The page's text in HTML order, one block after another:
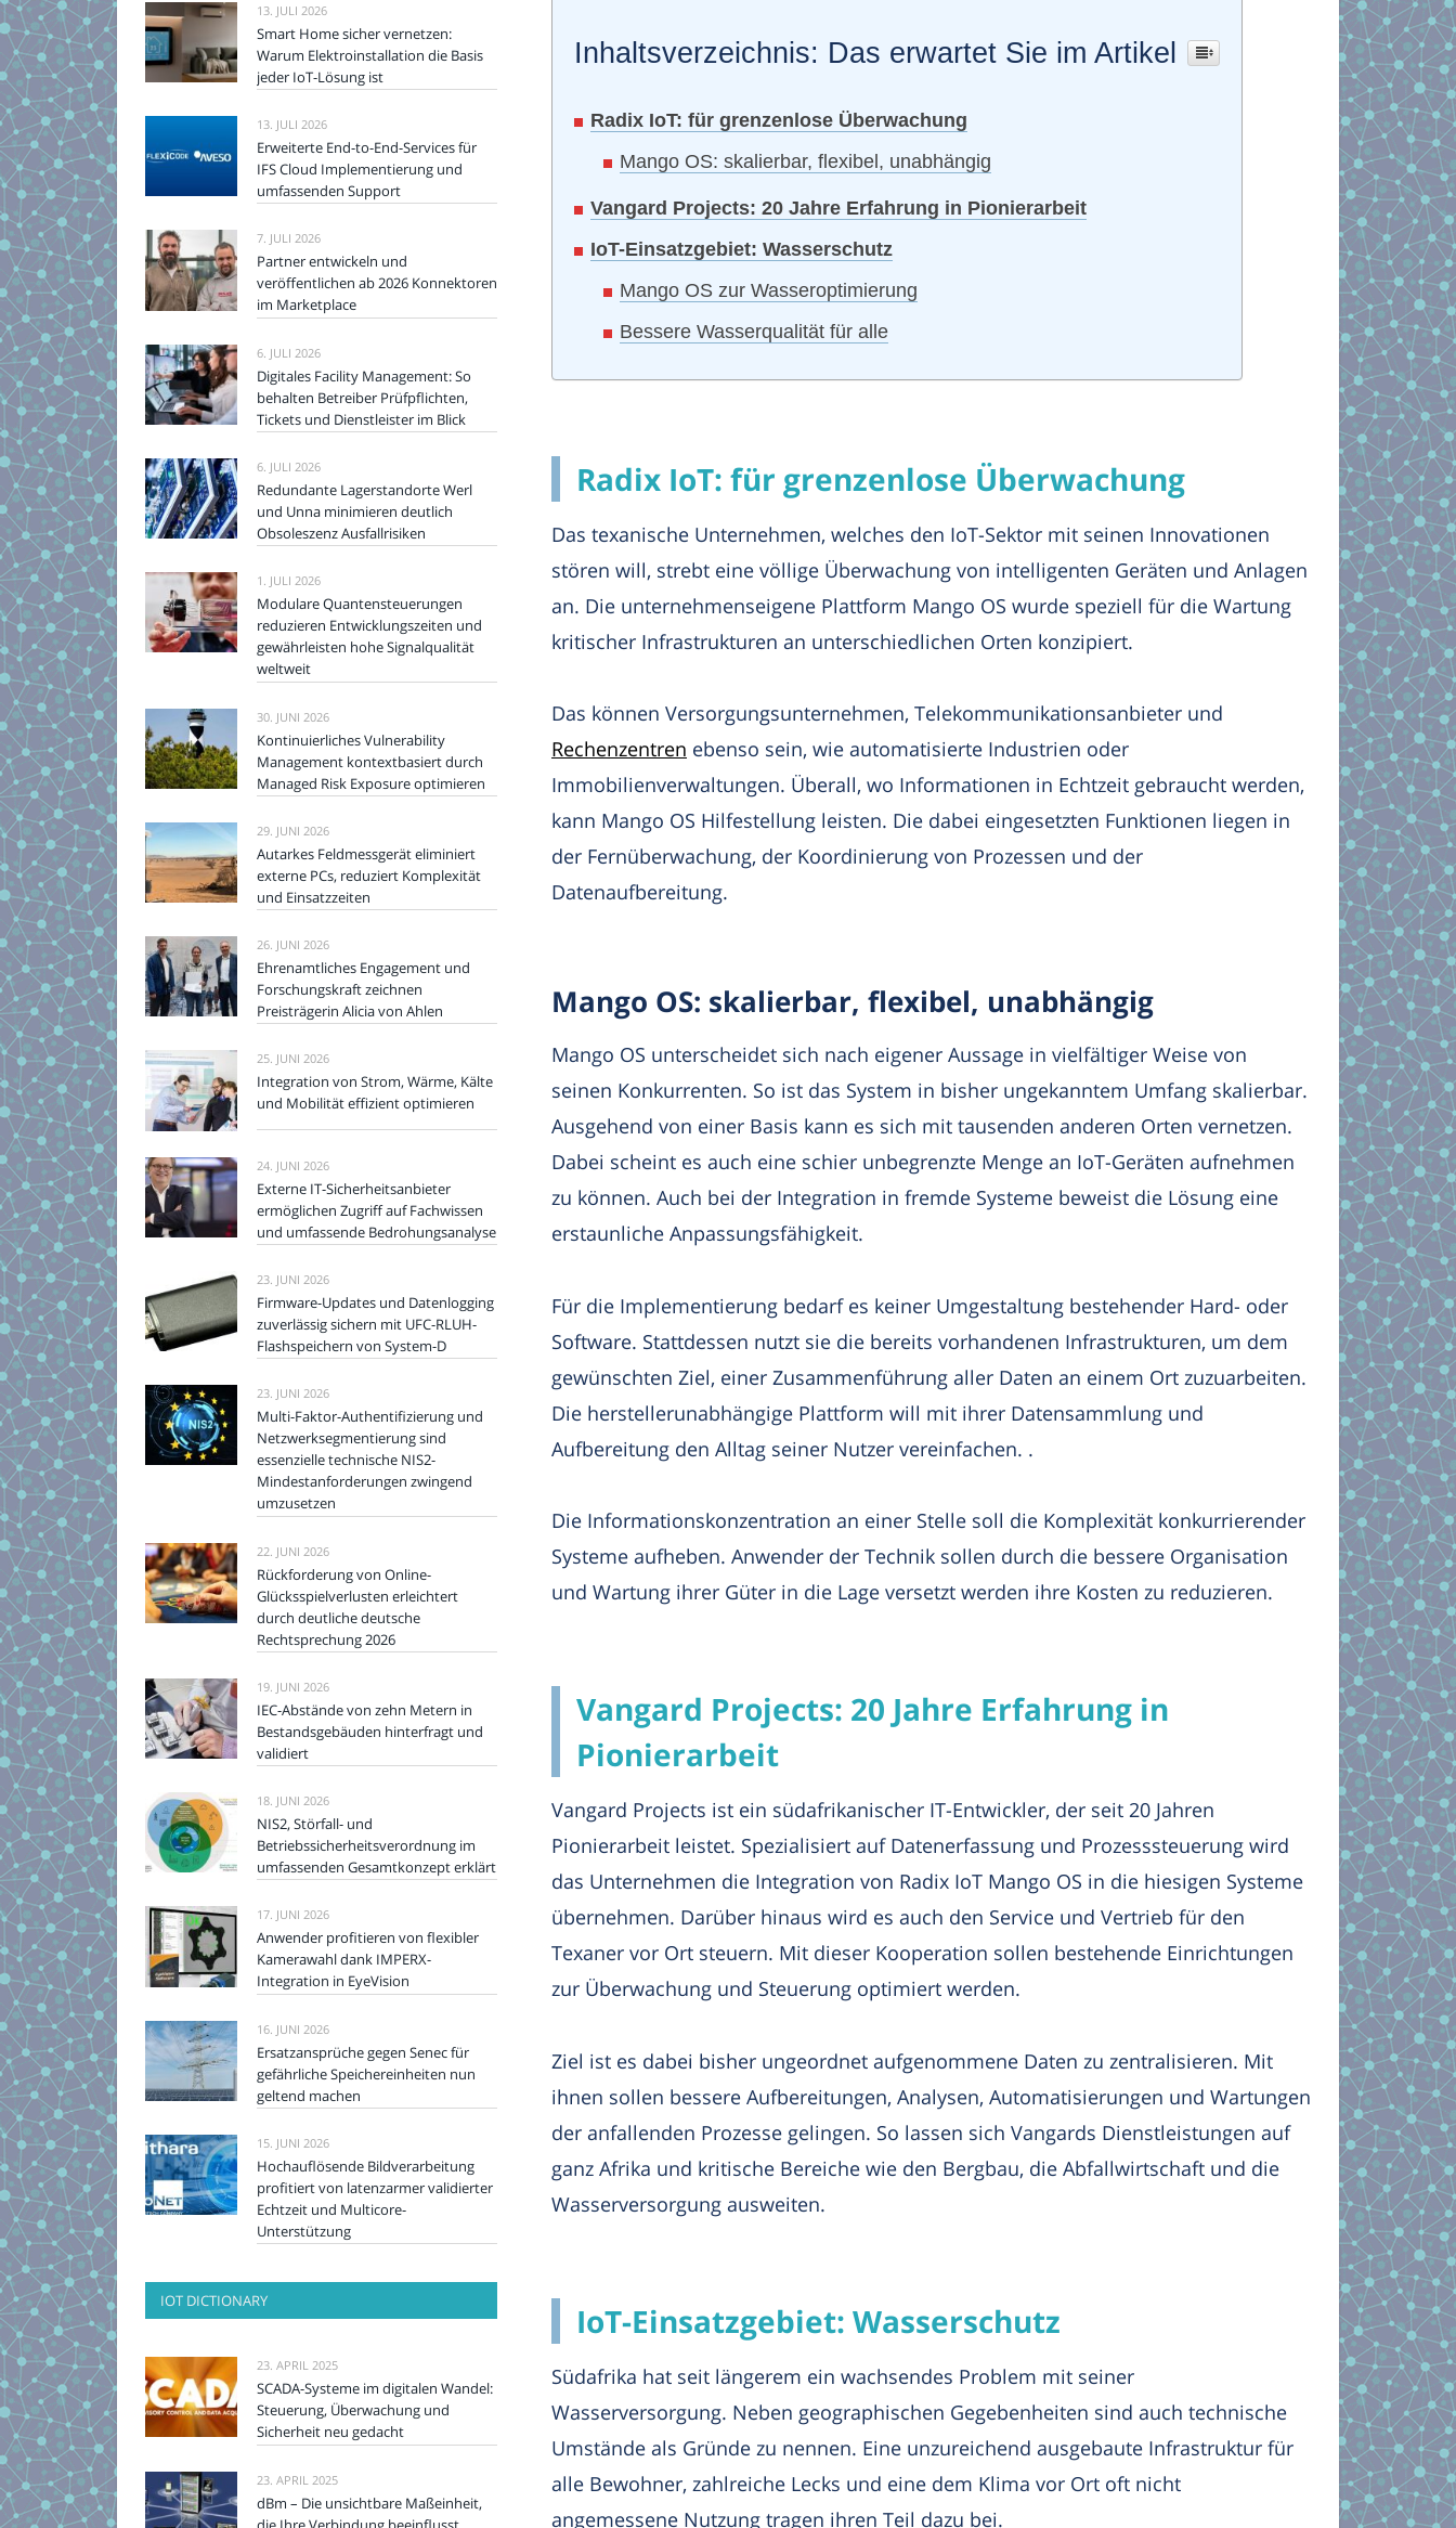
Inhaltsverzeichnis: Das erwartet Sie im Artikel
Radix IoT: für grenzenlose Überwachung
Mango OS: skalierbar, flexibel, unabhängig
Vangard Projects: 20 Jahre Erfahrung in Pionierarbeit
IoT-Einsatzgebiet: Wasserschutz
Mango OS zur Wasseroptimierung
Bessere Wasserqualität für alle
Radix IoT: für grenzenlose Überwachung
Das texanische Unternehmen, welches den IoT-Sektor mit seinen Innovationen
stören will, strebt eine völlige Überwachung von intelligenten Geräten und Anlagen
an. Die unternehmenseigene Plattform Mango OS wurde speziell für die Wartung
kritischer Infrastrukturen an unterschiedlichen Orten konzipiert.
Das können Versorgungsunternehmen, Telekommunikationsanbieter und
Rechenzentren ebenso sein, wie automatisierte Industrien oder
Immobilienverwaltungen. Überall, wo Informationen in Echtzeit gebraucht werden,
kann Mango OS Hilfestellung leisten. Die dabei eingesetzten Funktionen liegen in
der Fernüberwachung, der Koordinierung von Prozessen und der
Datenaufbereitung.
Mango OS: skalierbar, flexibel, unabhängig
Mango OS unterscheidet sich nach eigener Aussage in vielfältiger Weise von
seinen Konkurrenten. So ist das System in bisher ungekanntem Umfang skalierbar.
Ausgehend von einer Basis kann es sich mit tausenden anderen Orten vernetzen.
Dabei scheint es auch eine schier unbegrenzte Menge an IoT-Geräten aufnehmen
zu können. Auch bei der Integration in fremde Systeme beweist die Lösung eine
erstaunliche Anpassungsfähigkeit.
Für die Implementierung bedarf es keiner Umgestaltung bestehender Hard- oder
Software. Stattdessen nutzt sie die bereits vorhandenen Infrastrukturen, um dem
gewünschten Ziel, einer Zusammenführung aller Daten an einem Ort zuzuarbeiten.
Die herstellerunabhängige Plattform will mit ihrer Datensammlung und
Aufbereitung den Alltag seiner Nutzer vereinfachen. .
Die Informationskonzentration an einer Stelle soll die Komplexität konkurrierender
Systeme aufheben. Anwender der Technik sollen durch die bessere Organisation
und Wartung ihrer Güter in die Lage versetzt werden ihre Kosten zu reduzieren.
Vangard Projects: 20 Jahre Erfahrung in
Pionierarbeit
Vangard Projects ist ein südafrikanischer IT-Entwickler, der seit 20 Jahren
Pionierarbeit leistet. Spezialisiert auf Datenerfassung und Prozesssteuerung wird
das Unternehmen die Integration von Radix IoT Mango OS in die hiesigen Systeme
übernehmen. Darüber hinaus wird es auch den Service und Vertrieb für den
Texaner vor Ort steuern. Mit dieser Kooperation sollen bestehende Einrichtungen
zur Überwachung und Steuerung optimiert werden.
Ziel ist es dabei bisher ungeordnet aufgenommene Daten zu zentralisieren. Mit
ihnen sollen bessere Aufbereitungen, Analysen, Automatisierungen und Wartungen
der anfallenden Prozesse gelingen. So lassen sich Vangards Dienstleistungen auf
ganz Afrika und kritische Bereiche wie den Bergbau, die Abfallwirtschaft und die
Wasserversorgung ausweiten.
IoT-Einsatzgebiet: Wasserschutz
Südafrika hat seit längerem ein wachsendes Problem mit seiner
Wasserversorgung. Neben geographischen Gegebenheiten sind auch technische
Umstände als Gründe zu nennen. Eine unzureichend ausgebaute Infrastruktur für
alle Bewohner, zahlreiche Lecks und eine dem Klima vor Ort oft nicht
angemessene Nutzung tragen ihren Teil dazu bei.
13. JULI 2026
Smart Home sicher vernetzen:
Warum Elektroinstallation die Basis
jeder IoT-Lösung ist
13. JULI 2026
Erweiterte End-to-End-Services für
IFS Cloud Implementierung und
umfassenden Support
7. JULI 2026
Partner entwickeln und
veröffentlichen ab 2026 Konnektoren
im Marketplace
6. JULI 2026
Digitales Facility Management: So
behalten Betreiber Prüfpflichten,
Tickets und Dienstleister im Blick
6. JULI 2026
Redundante Lagerstandorte Werl
und Unna minimieren deutlich
Obsoleszenz Ausfallrisiken
1. JULI 2026
Modulare Quantensteuerungen
reduzieren Entwicklungszeiten und
gewährleisten hohe Signalqualität
weltweit
30. JUNI 2026
Kontinuierliches Vulnerability
Management kontextbasiert durch
Managed Risk Exposure optimieren
29. JUNI 2026
Autarkes Feldmessgerät eliminiert
externe PCs, reduziert Komplexität
und Einsatzzeiten
26. JUNI 2026
Ehrenamtliches Engagement und
Forschungskraft zeichnen
Preisträgerin Alicia von Ahlen
25. JUNI 2026
Integration von Strom, Wärme, Kälte
und Mobilität effizient optimieren
24. JUNI 2026
Externe IT-Sicherheitsanbieter
ermöglichen Zugriff auf Fachwissen
und umfassende Bedrohungsanalyse
23. JUNI 2026
Firmware-Updates und Datenlogging
zuverlässig sichern mit UFC-RLUH-
Flashspeichern von System-D
23. JUNI 2026
Multi-Faktor-Authentifizierung und
Netzwerksegmentierung sind
essenzielle technische NIS2-
Mindestanforderungen zwingend
umzusetzen
22. JUNI 2026
Rückforderung von Online-
Glücksspielverlusten erleichtert
durch deutliche deutsche
Rechtsprechung 2026
19. JUNI 2026
IEC-Abstände von zehn Metern in
Bestandsgebäuden hinterfragt und
validiert
18. JUNI 2026
NIS2, Störfall- und
Betriebssicherheitsverordnung im
umfassenden Gesamtkonzept erklärt
17. JUNI 2026
Anwender profitieren von flexibler
Kamerawahl dank IMPERX-
Integration in EyeVision
16. JUNI 2026
Ersatzansprüche gegen Senec für
gefährliche Speichereinheiten nun
geltend machen
15. JUNI 2026
Hochauflösende Bildverarbeitung
profitiert von latenzarmer validierter
Echtzeit und Multicore-
Unterstützung
IOT DICTIONARY
23. APRIL 2025
SCADA-Systeme im digitalen Wandel:
Steuerung, Überwachung und
Sicherheit neu gedacht
23. APRIL 2025
dBm – Die unsichtbare Maßeinheit,